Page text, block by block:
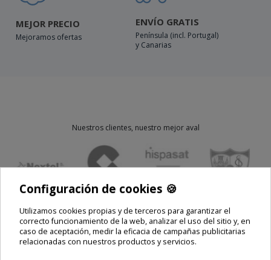
MEJOR PRECIO
Mejoramos ofertas
ENVÍO GRATIS
Península (incl. Portugal)
y Canarias
Nuestros clientes, nuestro mejor aval
Configuración de cookies 🍪
Utilizamos cookies propias y de terceros para garantizar el
correcto funcionamiento de la web, analizar el uso del sitio y, en
caso de aceptación, medir la eficacia de campañas publicitarias
relacionadas con nuestros productos y servicios.